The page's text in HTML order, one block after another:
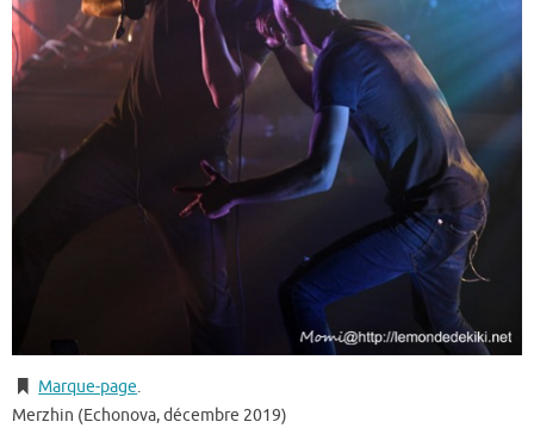
Marque-page.
Merzhin (Echonova, décembre 2019)